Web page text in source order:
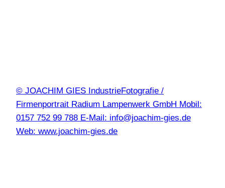
© JOACHIM GIES IndustrieFotografie /
Firmenportrait Radium Lampenwerk GmbH Mobil:
0157 752 99 788 E-Mail: info@joachim-gies.de
Web: www.joachim-gies.de